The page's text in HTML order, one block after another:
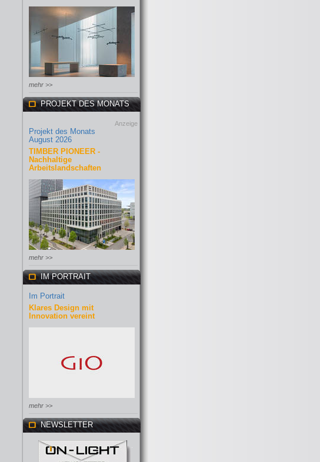
mehr >>
PROJEKT DES MONATS
Anzeige
Projekt des Monats
August 2026
TIMBER PIONEER -
Nachhaltige
Arbeitslandschaften
mehr >>
IM PORTRAIT
Im Portrait
Klares Design mit
Innovation vereint
mehr >>
NEWSLETTER